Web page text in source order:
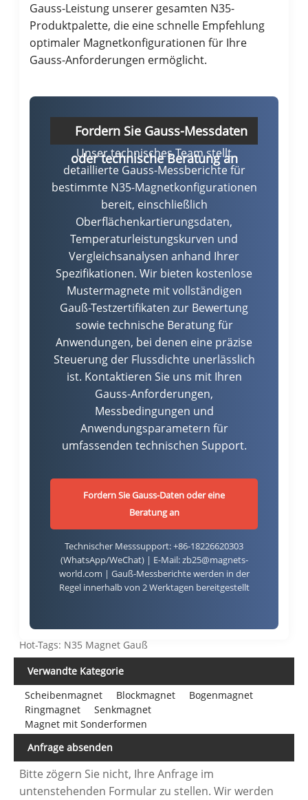
Gauss-Leistung unserer gesamten N35-
Produktpalette, die eine schnelle Empfehlung
optimaler Magnetkonfigurationen für Ihre
Gauss-Anforderungen ermöglicht.
Fordern Sie Gauss-Messdaten
oder technische Beratung an
Unser technisches Team stellt
detaillierte Gauss-Messberichte für
bestimmte N35-Magnetkonfigurationen
bereit, einschließlich
Oberflächenkartierungsdaten,
Temperaturleistungskurven und
Vergleichsanalysen anhand Ihrer
Spezifikationen. Wir bieten kostenlose
Mustermagnete mit vollständigen
Gauß-Testzertifikaten zur Bewertung
sowie technische Beratung für
Anwendungen, bei denen eine präzise
Steuerung der Flussdichte unerlässlich
ist. Kontaktieren Sie uns mit Ihren
Gauss-Anforderungen,
Messbedingungen und
Anwendungsparametern für
umfassenden technischen Support.
Fordern Sie Gauss-Daten oder eine
Beratung an
Technischer Messsupport: +86-18226620303
(WhatsApp/WeChat) | E-Mail: zb25@magnets-
world.com | Gauß-Messberichte werden in der
Regel innerhalb von 2 Werktagen bereitgestellt
Hot-Tags: N35 Magnet Gauß
Verwandte Kategorie
Scheibenmagnet
Blockmagnet
Bogenmagnet
Ringmagnet
Senkmagnet
Magnet mit Sonderformen
Anfrage absenden
Bitte zögern Sie nicht, Ihre Anfrage im
untenstehenden Formular zu stellen. Wir werden